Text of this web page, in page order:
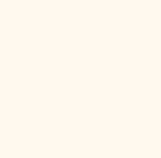
宠，情投意合，破镜重圆，HE。